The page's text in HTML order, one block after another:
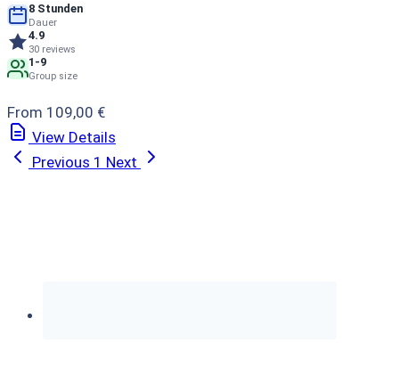
8 Stunden
Dauer
4.9
30 reviews
1-9
Group size
From 109,00 €
View Details
Previous 1 Next